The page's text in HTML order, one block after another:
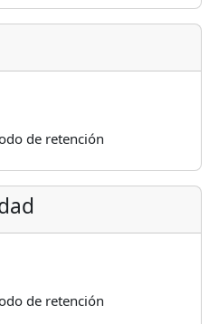
de retención
de retención